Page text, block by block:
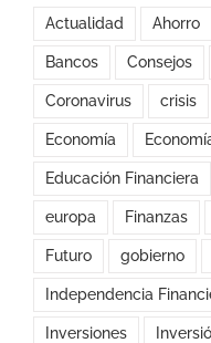
Actualidad Ahorro
Bancos Consejos
Coronavirus crisis
Economía
Educación Financiera
europa Finanzas
Futuro gobierno
Independencia
Inversiones